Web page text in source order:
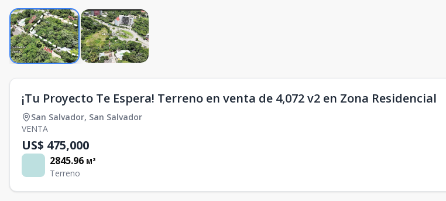
¡Tu Proyecto Te Espera! Terreno en venta de 4,072 v2 en Zona Residencial
San Salvador, San Salvador
VENTA
US$ 475,000
2845.96 M²
Terreno